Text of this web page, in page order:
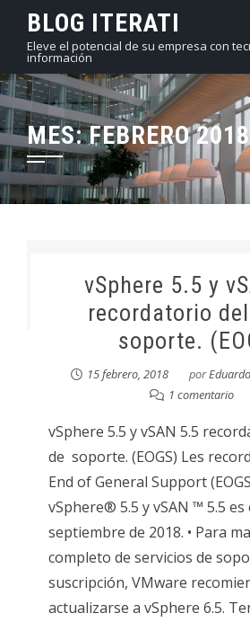
Saltar
contenido
BLOG ITERATI
Eleve el potencial de su empresa con
información
MES:FEBRERO 2018
vSphere 5.5 y
recordatorio
soporte.
15 febrero, 2018 por
1 comentario
vSphere 5.5 y vSAN 5.5
de soporte. (EOGS) Les
End of General Support
vSphere® 5.5 y vSAN ™ 5.5 es
septiembre de 2018. • Para
completo de servicios de
suscripción, VMware
actualizarse a vSphere 6.5.